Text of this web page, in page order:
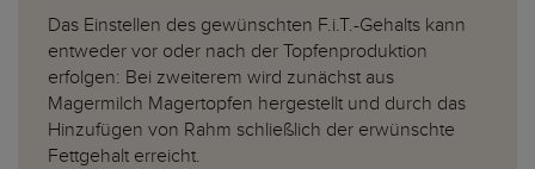
Das Einstellen des gewünschten F.i.T.-Gehalts kann
entweder vor oder nach der Topfenproduktion
erfolgen: Bei zweiterem wird zunächst aus
Magermilch Magertopfen hergestellt und durch das
Hinzufügen von Rahm schließlich der erwünschte
Fettgehalt erreicht.